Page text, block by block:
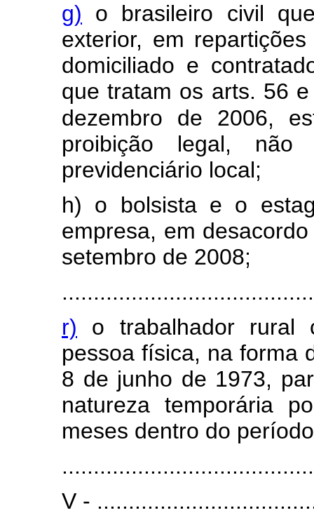
g) o brasileiro civil
exterior, em
domiciliado e
que tratam os arts. 56
dezembro de 2006,
proibição legal,
previdenciário local;
h) o bolsista e o
empresa, em
setembro de 2008;
r) o trabalhador rural
pessoa física, na forma
8 de junho de 1973,
natureza temporária
meses dentro do
V -